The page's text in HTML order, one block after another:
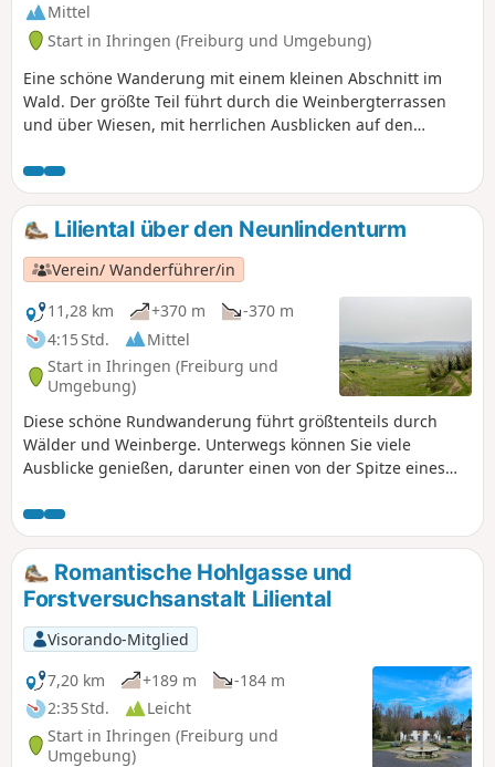
Mittel
Start in Ihringen (Freiburg und Umgebung)
Eine schöne Wanderung mit einem kleinen Abschnitt im
Wald. Der größte Teil führt durch die Weinbergterrassen
und über Wiesen, mit herrlichen Ausblicken auf den
eines am Start (Zur Lilie) und das andere bei km 8 (Rathaus
Lenzenberg), das einen Abstecher wert ist: schöne Terrasse
und Blick auf die Ebene, den Schwarzwald und die Vogesen.
Liliental über den Neunlindenturm
Verein/ Wanderführer/in
11,28 km
+370 m
-370 m
4:15 Std.
Mittel
Start in Ihringen (Freiburg und
Umgebung)
Diese schöne Rundwanderung führt größtenteils durch
Wälder und Weinberge. Unterwegs können Sie viele
Ausblicke genießen, darunter einen von der Spitze eines
Ort, um Bärlauch zu sammeln.
Romantische Hohlgasse und
Forstversuchsanstalt Liliental
Visorando-Mitglied
7,20 km
+189 m
-184 m
2:35 Std.
Leicht
Start in Ihringen (Freiburg und
Umgebung)